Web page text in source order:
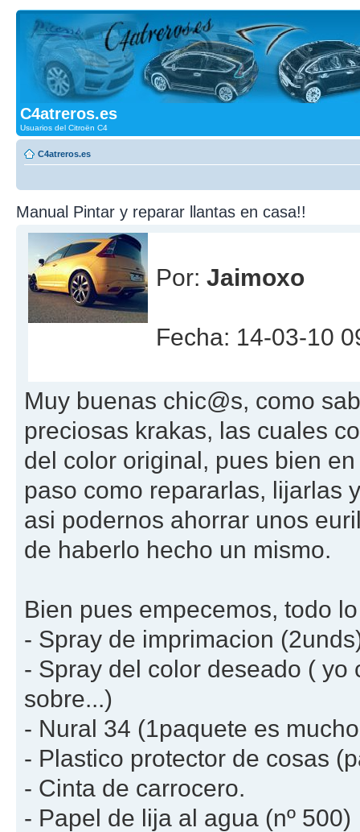
C4atreros.es
Usuarios del Citroën C4
C4atreros.es
Manual Pintar y reparar llantas en casa!!
Por: Jaimoxo
Fecha: 14-03-10
Muy buenas chic@s, como
preciosas krakas, las cuales
del color original, pues bien
paso como repararlas, lijarlas
asi podernos ahorrar unos
de haberlo hecho un mismo.
Bien pues empecemos, todo
- Spray de imprimacion
- Spray del color deseado (
sobre...)
- Nural 34 (1paquete es
- Plastico protector de cosas
- Cinta de carrocero.
- Papel de lija al agua (nº 500)